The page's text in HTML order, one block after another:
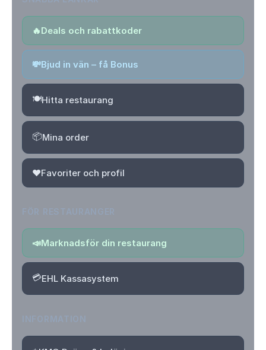
🔥Deals och rabattkoder
💸Bjud in vän – få Bonus
🍽️Hitta restaurang
📦Mina order
❤️Favoriter och profil
📣Marknadsför din restaurang
💳EHL Kassasystem